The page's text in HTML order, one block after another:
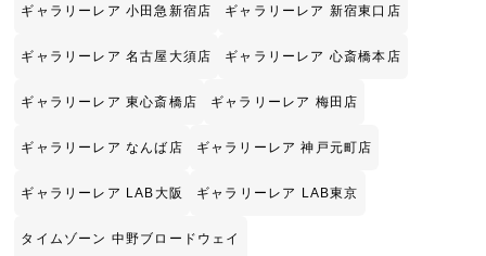
ギャラリーレア 小田急新宿店 ギャラリーレア 新宿東口店
ギャラリーレア 名古屋大須店 ギャラリーレア 心斎橋本店
ギャラリーレア 東心斎橋店 ギャラリーレア 梅田店
ギャラリーレア なんば店 ギャラリーレア 神戸元町店
ギャラリーレア LAB大阪 ギャラリーレア LAB東京
タイムゾーン 中野ブロードウェイ